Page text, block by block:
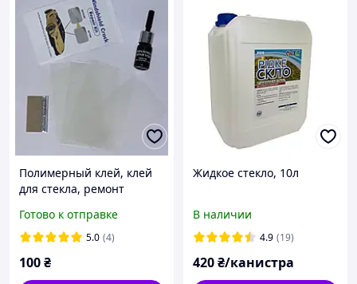
Полимерный клей, клей
для стекла, ремонт
Готово к отправке
5.0 (4)
100₴
Жидкое стекло, 10л
В наличии
4.9 (19)
420₴/канистра